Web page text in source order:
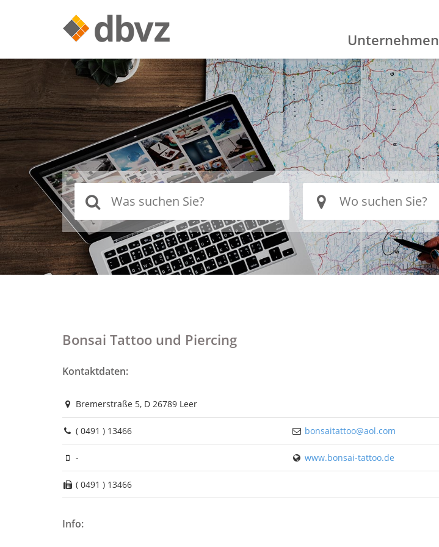
Unternehmen
Bonsai Tattoo und Piercing
Kontaktdaten:
Bremerstraße 5, D 26789 Leer
( 0491 ) 13466 bonsaitattoo@aol.com
- www.bonsai-tattoo.de
( 0491 ) 13466
Info: